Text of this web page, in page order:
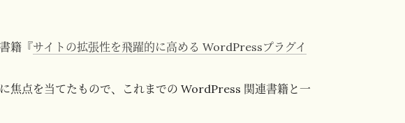
書籍『サイトの拡張性を飛躍的に高める WordPressプラグイ
焦点を当てたもので、これまでの WordPress 関連書籍と一